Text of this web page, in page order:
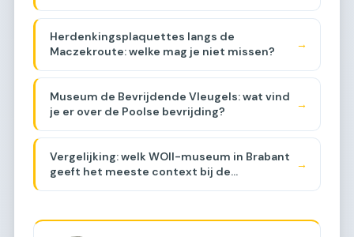
Herdenkingsplaquettes langs de
Maczekroute: welke mag je niet missen?
→
Museum de Bevrijdende Vleugels: wat vind
je er over de Poolse bevrijding?
→
Vergelijking: welk WOII-museum in Brabant
geeft het meeste context bij de
→